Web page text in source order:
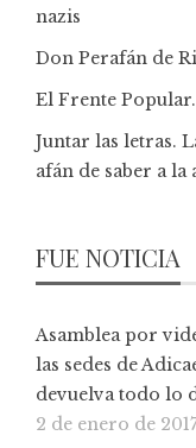
nazis
Don Perafán de
El Frente
Juntar las letras.
afán de saber a la
FUE NOTICIA
Asamblea por
las sedes de
devuelva todo lo
2 de enero de